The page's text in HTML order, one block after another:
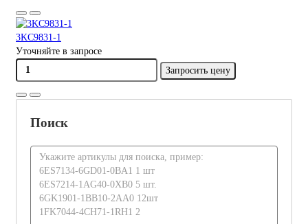
3KC9831-1
Уточняйте в запросе
Запросить цену
Поиск